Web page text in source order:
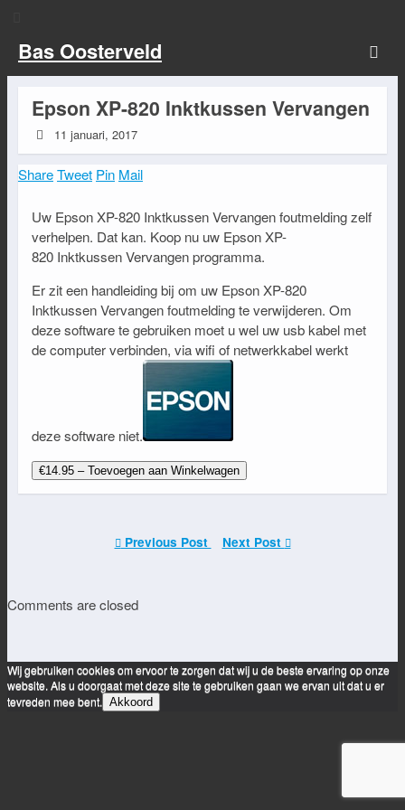
Bas Oosterveld
Epson XP-820 Inktkussen Vervangen
11 januari, 2017
ShareTweet Pin Mail
Uw Epson XP-820 Inktkussen Vervangen foutmelding zelf
verhelpen. Dat kan. Koop nu uw Epson XP-
820 Inktkussen Vervangen programma.
Er zit een handleiding bij om uw Epson XP-820
Inktkussen Vervangen foutmelding te verwijderen. Om
deze software te gebruiken moet u wel uw usb kabel met
de computer verbinden, via wifi of netwerkkabel werkt
deze software niet.
€14.95 – Toevoegen aan Winkelwagen
Previous Post Next Post
Comments are closed
Wij gebruiken cookies om ervoor te zorgen dat wij u de beste ervaring op onze
website. Als u doorgaat met deze site te gebruiken gaan we ervan uit dat u er
tevreden mee bent. Akkoord